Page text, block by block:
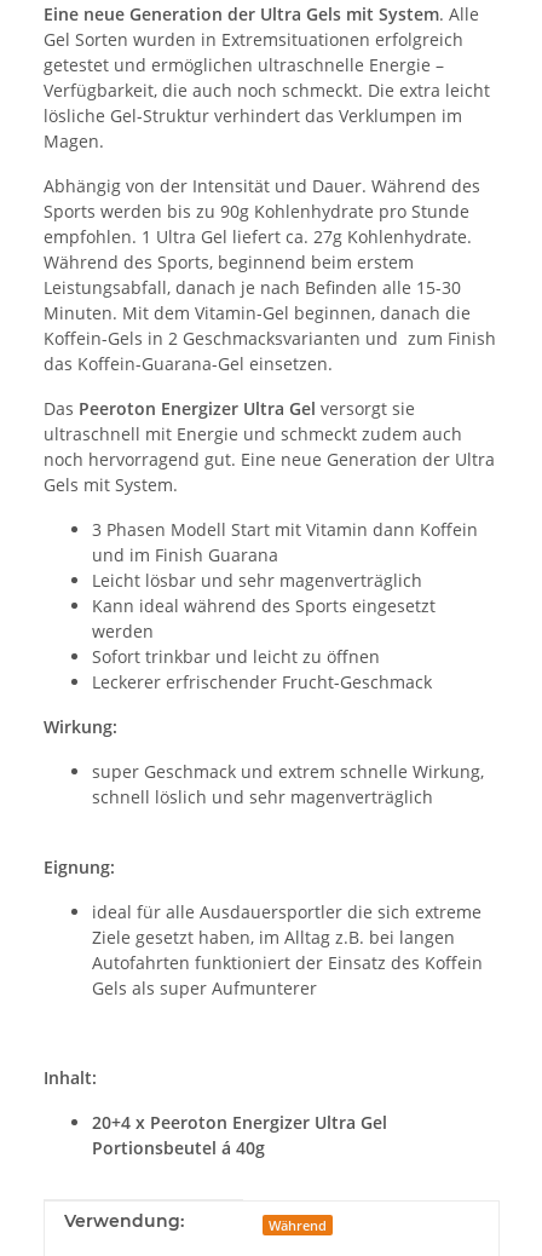
Eine neue Generation der Ultra Gels mit System. Alle
Gel Sorten wurden in Extremsituationen erfolgreich
getestet und ermöglichen ultraschnelle Energie –
Verfügbarkeit, die auch noch schmeckt. Die extra leicht
lösliche Gel-Struktur verhindert das Verklumpen im
Magen.
Abhängig von der Intensität und Dauer. Während des
Sports werden bis zu 90g Kohlenhydrate pro Stunde
empfohlen. 1 Ultra Gel liefert ca. 27g Kohlenhydrate.
Während des Sports, beginnend beim erstem
Leistungsabfall, danach je nach Befinden alle 15-30
Minuten. Mit dem Vitamin-Gel beginnen, danach die
Koffein-Gels in 2 Geschmacksvarianten und zum Finish
das Koffein-Guarana-Gel einsetzen.
Das Peeroton Energizer Ultra Gel versorgt sie
ultraschnell mit Energie und schmeckt zudem auch
noch hervorragend gut. Eine neue Generation der Ultra
Gels mit System.
3 Phasen Modell Start mit Vitamin dann Koffein
und im Finish Guarana
Leicht lösbar und sehr magenverträglich
Kann ideal während des Sports eingesetzt
werden
Sofort trinkbar und leicht zu öffnen
Leckerer erfrischender Frucht-Geschmack
Wirkung:
super Geschmack und extrem schnelle Wirkung,
schnell löslich und sehr magenverträglich
Eignung:
ideal für alle Ausdauersportler die sich extreme
Ziele gesetzt haben, im Alltag z.B. bei langen
Autofahrten funktioniert der Einsatz des Koffein
Gels als super Aufmunterer
Inhalt:
20+4 x Peeroton Energizer Ultra Gel
Portionsbeutel á 40g
Produkteigenschaft
Wert
Verwendung: Während